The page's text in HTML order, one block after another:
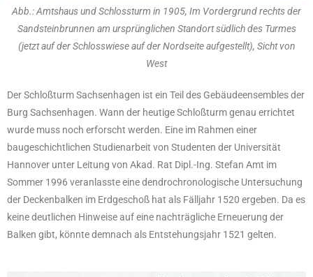
Abb.: Amtshaus und Schlossturm in 1905, Im Vordergrund rechts der
Sandsteinbrunnen am ursprünglichen Standort südlich des Turmes
(jetzt auf der Schlosswiese auf der Nordseite aufgestellt), Sicht von
West
Der Schloßturm Sachsenhagen ist ein Teil des Gebäudeensembles der
Burg Sachsenhagen. Wann der heutige Schloßturm genau errichtet
wurde muss noch erforscht werden. Eine im Rahmen einer
baugeschichtlichen Studienarbeit von Studenten der Universität
Hannover unter Leitung von Akad. Rat Dipl.-Ing. Stefan Amt im
Sommer 1996 veranlasste eine dendrochronologische Untersuchung
der Deckenbalken im Erdgeschoß hat als Fälljahr 1520 ergeben. Da es
keine deutlichen Hinweise auf eine nachträgliche Erneuerung der
Balken gibt, könnte demnach als Entstehungsjahr 1521 gelten.